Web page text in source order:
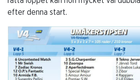
efter denna start.